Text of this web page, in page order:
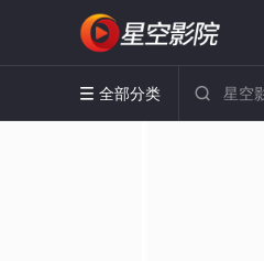
 全部分类 